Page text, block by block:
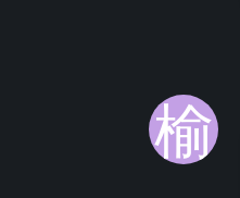
榆